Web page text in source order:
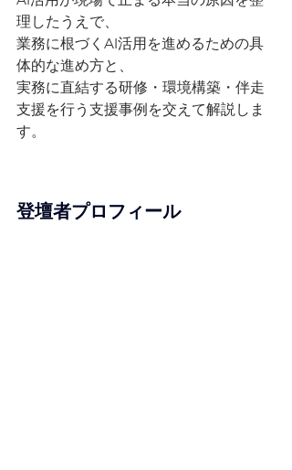
理したうえで、
業務に根づくAI活用を進めるための具
体的な進め方と、
実務に直結する研修・環境構築・伴走
支援を行う支援事例を交えて解説しま
す。
登壇者プロフィール